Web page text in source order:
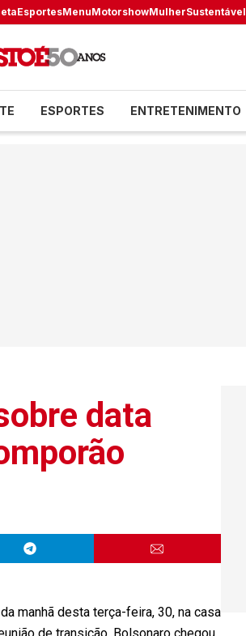
EsportesMenuMotorshowMulherSustentável
ESPORTES ENTRETENIMENTO
data
manhã desta terça-feira, 30, na casa